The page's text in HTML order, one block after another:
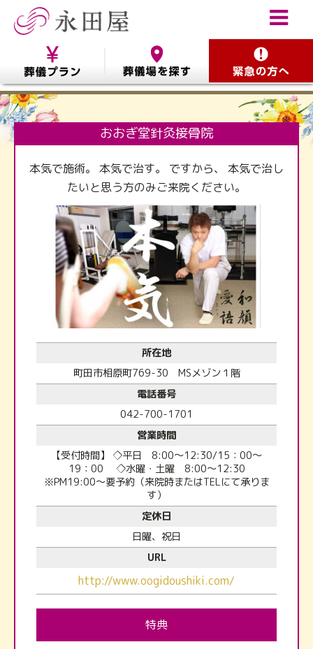
おおぎ堂針灸接骨院
本気で施術。 本気で治す。 ですから、 本気で治し
たいと思う方のみご来院ください。
所在地
町田市相原町769-30 MSメゾン１階
電話番号
042-700-1701
営業時間
【受付時間】 ◇平日 8:00～12:30/15：00～
19：00 ◇水曜・土曜 8:00～12:30
※PM19:00～要予約（来院時またはTELにて承りま
す）
定休日
日曜、祝日
URL
http://www.oogidoushiki.com/
特典